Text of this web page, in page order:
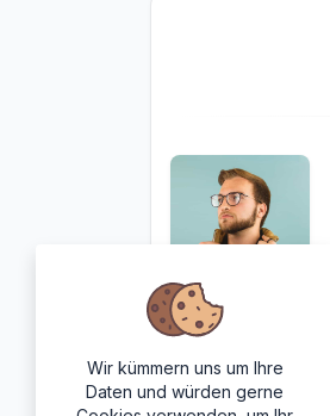
Wir kümmern uns um Ihre
Daten und würden gerne